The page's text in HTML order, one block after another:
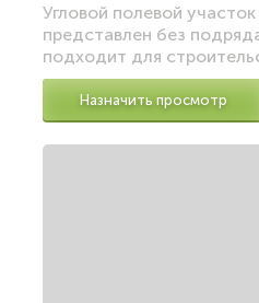
Угловой полевой
представлен без
подходит для
Назначить просмотр